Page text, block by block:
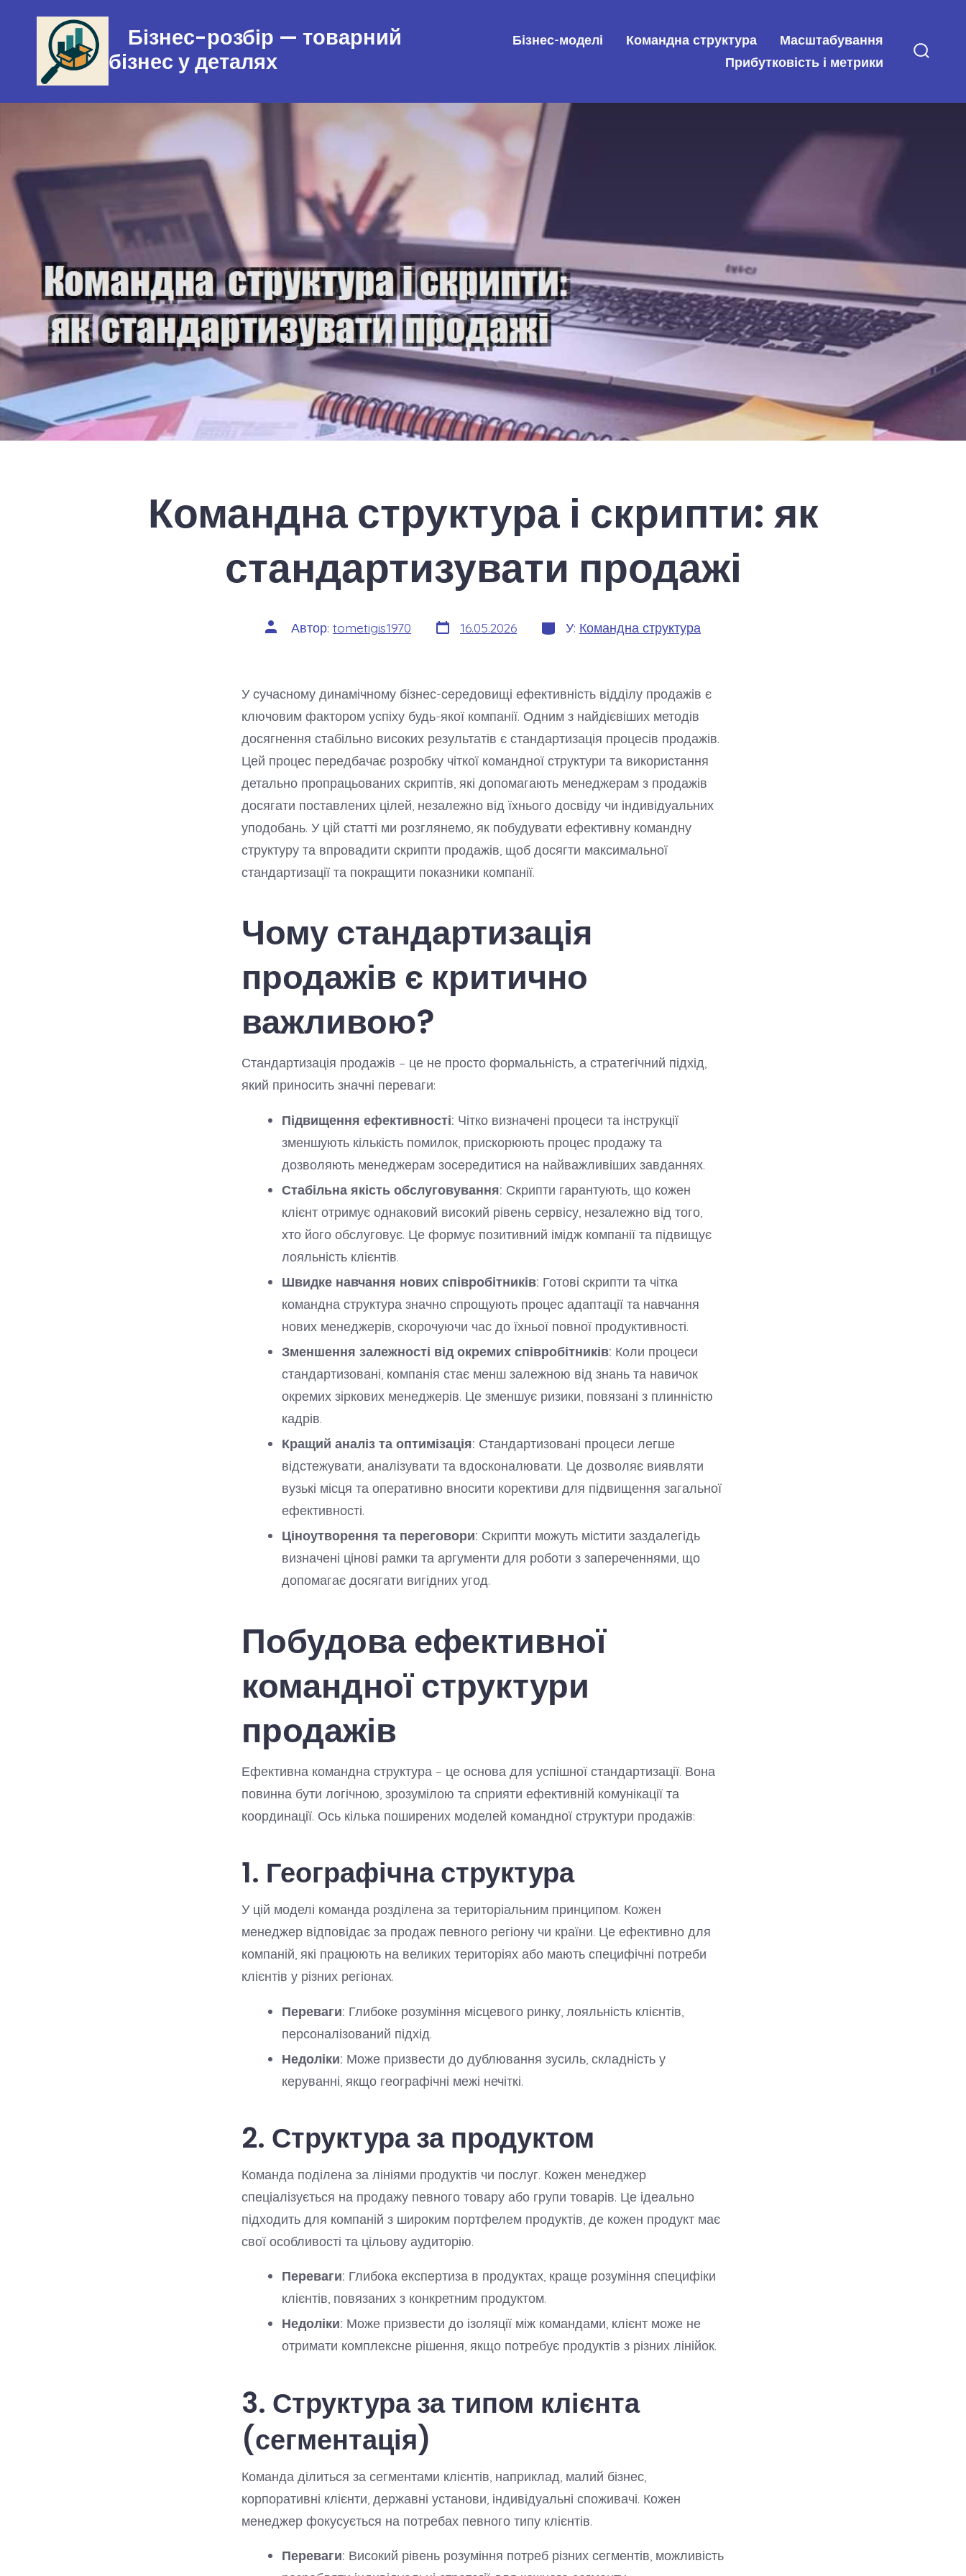
Бізнес-розбір — товарний
бізнес у деталях
Бізнес-моделі Командна структура
Масштабування
Прибутковість і метрики
Командна структура і скрипти: як
стандартизувати продажі
Автор
запису
Автор: tometigis1970 Дата
запису
16.05.2026 Категорії
У: Командна структура
У сучасному динамічному бізнес-середовищі ефективність відділу продажів є
ключовим фактором успіху будь-якої компанії. Одним з найдієвіших методів
досягнення стабільно високих результатів є стандартизація процесів продажів.
Цей процес передбачає розробку чіткої командної структури та використання
детально пропрацьованих скриптів, які допомагають менеджерам з продажів
досягати поставлених цілей, незалежно від їхнього досвіду чи індивідуальних
уподобань. У цій статті ми розглянемо, як побудувати ефективну командну
структуру та впровадити скрипти продажів, щоб досягти максимальної
стандартизації та покращити показники компанії.
Чому стандартизація
продажів є критично
важливою?
Стандартизація продажів – це не просто формальність, а стратегічний підхід,
який приносить значні переваги:
Підвищення ефективності: Чітко визначені процеси та інструкції
зменшують кількість помилок, прискорюють процес продажу та
дозволяють менеджерам зосередитися на найважливіших завданнях.
Стабільна якість обслуговування: Скрипти гарантують, що кожен
клієнт отримує однаковий високий рівень сервісу, незалежно від того,
хто його обслуговує. Це формує позитивний імідж компанії та підвищує
лояльність клієнтів.
Швидке навчання нових співробітників: Готові скрипти та чітка
командна структура значно спрощують процес адаптації та навчання
нових менеджерів, скорочуючи час до їхньої повної продуктивності.
Зменшення залежності від окремих співробітників: Коли процеси
стандартизовані, компанія стає менш залежною від знань та навичок
окремих зіркових менеджерів. Це зменшує ризики, повязані з плинністю
кадрів.
Кращий аналіз та оптимізація: Стандартизовані процеси легше
відстежувати, аналізувати та вдосконалювати. Це дозволяє виявляти
вузькі місця та оперативно вносити корективи для підвищення загальної
ефективності.
Ціноутворення та переговори: Скрипти можуть містити заздалегідь
визначені цінові рамки та аргументи для роботи з запереченнями, що
допомагає досягати вигідних угод.
Побудова ефективної
командної структури
продажів
Ефективна командна структура – це основа для успішної стандартизації. Вона
повинна бути логічною, зрозумілою та сприяти ефективній комунікації та
координації. Ось кілька поширених моделей командної структури продажів:
1. Географічна структура
У цій моделі команда розділена за територіальним принципом. Кожен
менеджер відповідає за продаж певного регіону чи країни. Це ефективно для
компаній, які працюють на великих територіях або мають специфічні потреби
клієнтів у різних регіонах.
Переваги: Глибоке розуміння місцевого ринку, лояльність клієнтів,
персоналізований підхід.
Недоліки: Може призвести до дублювання зусиль, складність у
керуванні, якщо географічні межі нечіткі.
2. Структура за продуктом
Команда поділена за лініями продуктів чи послуг. Кожен менеджер
спеціалізується на продажу певного товару або групи товарів. Це ідеально
підходить для компаній з широким портфелем продуктів, де кожен продукт має
свої особливості та цільову аудиторію.
Переваги: Глибока експертиза в продуктах, краще розуміння специфіки
клієнтів, повязаних з конкретним продуктом.
Недоліки: Може призвести до ізоляції між командами, клієнт може не
отримати комплексне рішення, якщо потребує продуктів з різних лінійок.
3. Структура за типом клієнта
(сегментація)
Команда ділиться за сегментами клієнтів, наприклад, малий бізнес,
корпоративні клієнти, державні установи, індивідуальні споживачі. Кожен
менеджер фокусується на потребах певного типу клієнтів.
Переваги: Високий рівень розуміння потреб різних сегментів, можливість